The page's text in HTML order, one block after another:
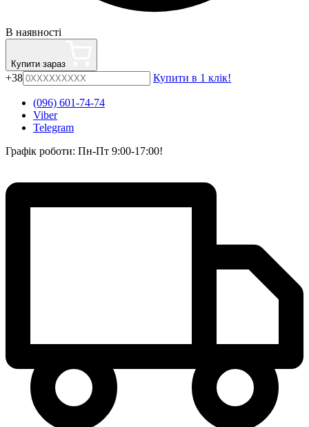
В наявності
Купити зараз
+38 Купити в 1 клік!
(096) 601-74-74
Viber
Telegram
Графік роботи: Пн-Пт 9:00-17:00!